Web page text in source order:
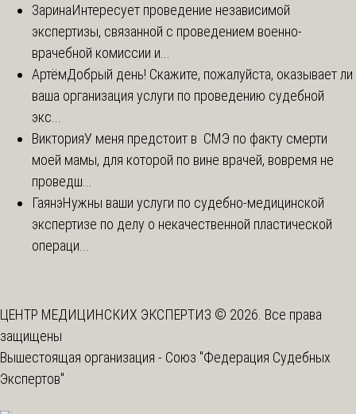
ЗаринаИнтересует проведение независимой
экспертизы, связанной с проведением военно-
врачебной комиссии и...
АртёмДобрый день! Скажите, пожалуйста, оказывает ли
ваша организация услуги по проведению судебной
экс...
ВикторияУ меня предстоит в СМЭ по факту смерти
моей мамы, для которой по вине врачей, вовремя не
проведш...
ГаянэНужны ваши услуги по судебно-медицинской
экспертизе по делу о некачественной пластической
операци...
ЦЕНТР МЕДИЦИНСКИХ ЭКСПЕРТИЗ © 2026. Все права
защищены
Вышестоящая организация - Союз "Федерация Судебных
Экспертов"